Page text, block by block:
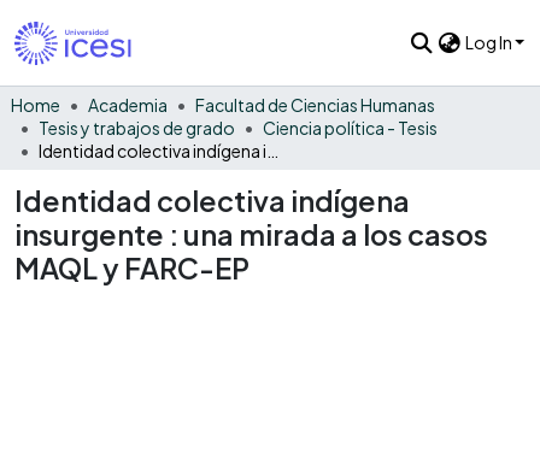
Log In
Home Academia
Facultad de Ciencias Humanas
Tesis y trabajos de grado
Ciencia política - Tesis
Identidad colectiva indígena
insurgente : una mirada a los casos
MAQL y FARC-EP